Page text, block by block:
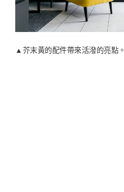
▲芥末黃的配件帶來活潑的亮點。